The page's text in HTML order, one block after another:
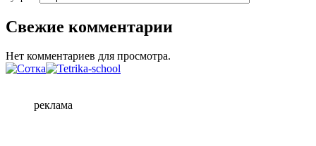
Свежие комментарии
Нет комментариев для просмотра.
реклама